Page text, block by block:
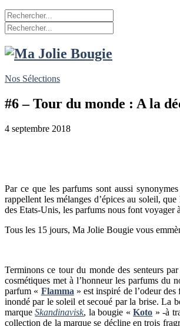
Nos Sélections
#6 – Tour du monde : A la
4 septembre 2018
Par ce que les parfums sont aussi
rappellent les mélanges d’épices au soleil,
des Etats-Unis, les parfums nous font voyager
Tous les 15 jours, Ma Jolie Bougie vous
Terminons ce tour du monde des senteurs
cosmétiques met à l’honneur les parfums du
parfum « Flamma » est inspiré de l’odeur
inondé par le soleil et secoué par la brise. La
marqueSkandinavisk, la bougie «Koto » -à
collection de la marque se décline en trois